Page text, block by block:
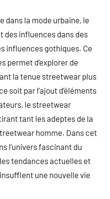
dans la mode urbaine, le
des influences dans des
influences gothiques. Ce
permet d’explorer de
la tenue streetwear plus
soit par l’ajout d’éléments
le streetwear
tant les adeptes de la
homme. Dans cet
l’univers fascinant du
tendances actuelles et
une nouvelle vie